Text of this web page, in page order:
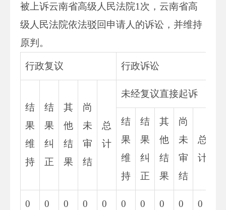
被上诉云南省高级人民法院1次，云南省高
级人民法院依法驳回申请人的诉讼，并维持
原判。
行政复议 行政诉讼
结
果
维
持
结
果
纠
正
其
他
结
果
尚
未
审
结
总
计
未经复议直接起诉
结
果
维
持
结
果
纠
正
其
他
结
果
尚
未
审
结
总
计
0 0 0 0 0 0 0 0 0 0